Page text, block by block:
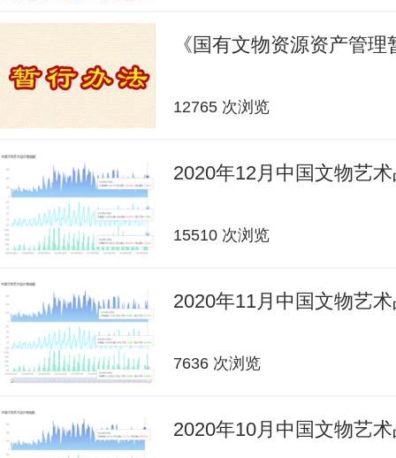
《国有文物资源资产管
12765 次浏览
2020年12月中国文物艺
15510 次浏览
2020年11月中国文物艺
7636 次浏览
2020年10月中国文物艺